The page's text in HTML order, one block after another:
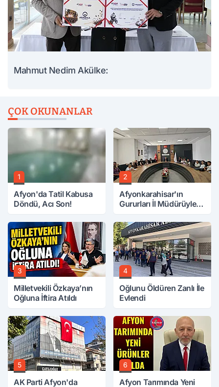
Mahmut Nedim Akülke:
ÇOK OKUNANLAR
1
Afyon'da Tatil Kabusa
Döndü, Acı Son!
2
Afyonkarahisar'ın
Gururları İl Müdürüyle
3
Milletvekili Özkaya’nın
Oğluna İftira Atıldı
4
Oğlunu Öldüren Zanlı İle
Evlendi
5
AK Parti Afyon'da
6
Afyon Tarımında Yeni